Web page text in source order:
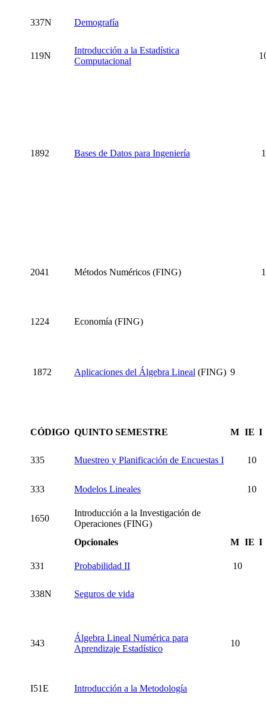
337N Demografía
119N
Introducción a la Estadística
Computacional
1892 Bases de Datos para Ingeniería
2041 Métodos Numéricos (FING)
1224 Economía (FING)
1872 Aplicaciones del Álgebra Lineal (FING) 9
CÓDIGO QUINTO SEMESTRE M IE I
335 Muestreo y Planificación de Encuestas I 10
333 Modelos Lineales 10
1650
Introducción a la Investigación de
Operaciones (FING)
Opcionales
M IE I
331 Probabilidad II 10
338N Seguros de vida
343
Álgebra Lineal Numérica para
Aprendizaje Estadístico
10
I51E Introducción a la Metodología